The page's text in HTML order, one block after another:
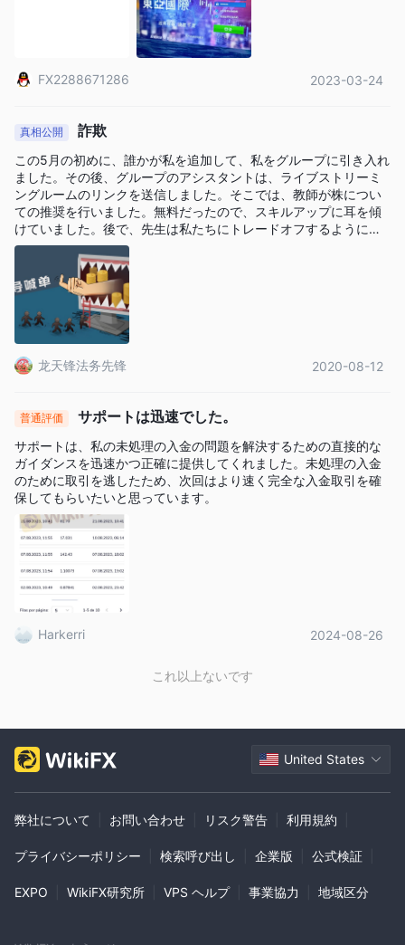
FX2288671286 2023-03-24
真相公開 詐欺
この5月の初めに、誰かが私を追加して、私をグループに引き入れ
ました。その後、グループのアシスタントは、ライブストリーミ
ングルームのリンクを送信しました。そこでは、教師が株につい
ての推奨を行いました。無料だったので、スキルアップに耳を傾
けていました。後で、先生は私たちにトレードオフするように頼
んだEAF 、株式市場は不安定だったと述べた。メンバーはマネー
ジャーの指導のもとに登録されました。彼らは数千の利益で利益
のスクリーンショットを示しました。チェンは私たちに彼のチー
ムに加わるように頼んだ。私たちは最初の資金によっていくつか
のグループに分けられました。メンバーは利益を示し続けまし
た。 5月12日、私はメンバーに尋ねました、そして、彼らは皆、
安心するように私に言いました。だから私は5万を預金しました。
たくさんの利益を得て、私は資金を追加し、合計で15万になりま
金の追加を求めました。 Sp私は彼を再び信頼しました。 27と28
私の資金が小さいと主張しました。アカウントのセキュリティを
確保するために、合計を45万にした。陳は、在庫についての推奨
を行い、次の機会を説きました。私は10ロット近く注文しました
が、結局すべての資金を失いました。そのとき、私はだまされて
いたことがわかりました。
龙天锋法务先锋 2020-08-12
普通評価 サポートは迅速でした。
サポートは、私の未処理の入金の問題を解決するための直接的な
ガイダンスを迅速かつ正確に提供してくれました。未処理の入金
のために取引を逃したため、次回はより速く完全な入金取引を確
保してもらいたいと思っています。
Harkerri 2024-08-26
これ以上ないです
United States
弊社について お問い合わせ リスク警告 利用規約
プライバシーポリシー 検索呼び出し 企業版 公式検証
EXPO WikiFX研究所 VPS ヘルプ 事業協力 地域区分